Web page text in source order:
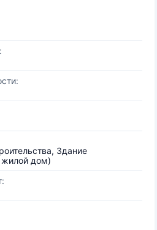
Здание
жилой дом)